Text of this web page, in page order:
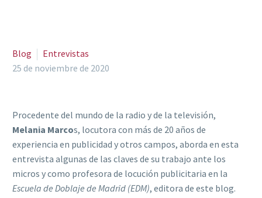
Blog
Entrevistas
25 de noviembre de 2020
Procedente del mundo de la radio y de la televisión,
Melania Marcos, locutora con más de 20 años de
experiencia en publicidad y otros campos, aborda en esta
entrevista algunas de las claves de su trabajo ante los
micros y como profesora de locución publicitaria en la
Escuela de Doblaje de Madrid (EDM), editora de este blog.